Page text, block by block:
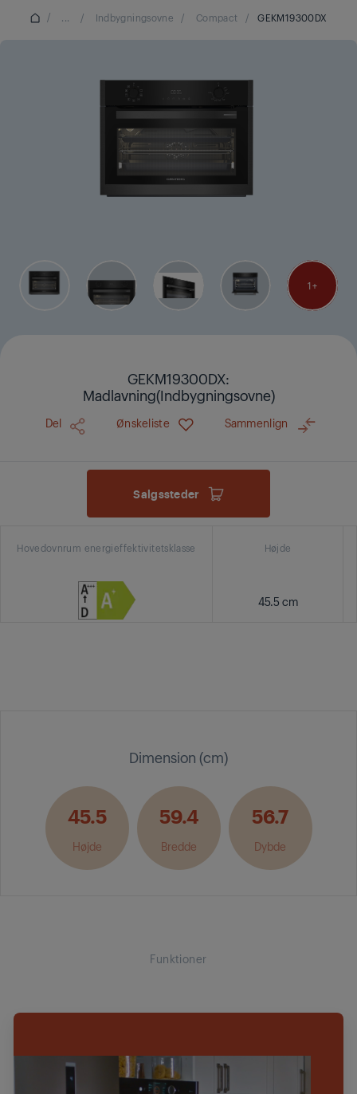
/ ... / Indbygningsovne / Compact / GEKM19300DX
1
GEKM19300DX:
Madlavning(Indbygningsovne)
Del Ønskeliste Sammenlign
Salgssteder
Hovedovnrum energieffektivitetsklasse Højde
45.5 cm
Dimension (cm)
45.5
Højde
59.4
Bredde
56.7
Dybde
Funktioner